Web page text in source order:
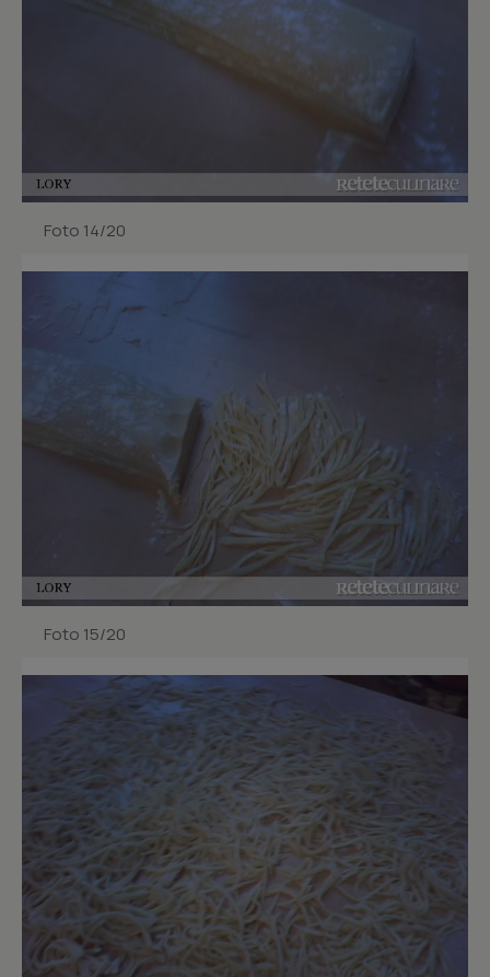
Foto 14/20
Foto 15/20